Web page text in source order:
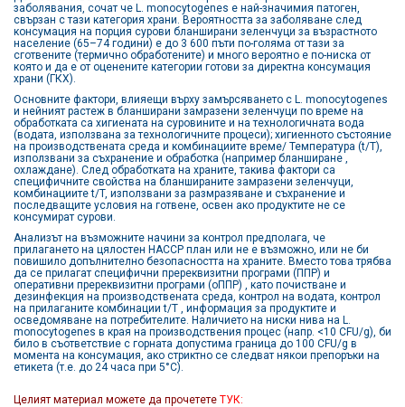
заболявания, сочат че L. monocytogenes е най-значимия патоген,
свързан с тази категория храни. Вероятността за заболяване след
консумация на порция сурови бланширани зеленчуци за възрастното
население (65–74 години) е до 3 600 пъти по-голяма от тази за
сготвените (термично обработените) и много вероятно е по-ниска от
която и да е от оценените категории готови за директна консумация
храни (ГКХ).
Основните фактори, влияещи върху замърсяването с L. monocytogenes
и нейният растеж в бланширани замразени зеленчуци по време на
обработката са хигиената на суровините и на технологичната вода
(водата, използвана за технологичните процеси); хигиенното състояние
на производствената среда и комбинациите време/ Температура (t/T),
използвани за съхранение и обработка (например бланширане ,
охлаждане). След обработката на храните, такива фактори са
специфичните свойства на бланшираните замразени зеленчуци,
комбинациите t/T, използвани за размразяване и съхранение и
последващите условия на готвене, освен ако продуктите не се
консумират сурови.
Анализът на възможните начини за контрол предполага, че
прилагането на цялостен HACCP план или не е възможно, или не би
повишило допълнително безопасността на храните. Вместо това трябва
да се прилагат специфични пререквизитни програми (ППР) и
оперативни пререквизитни програми (оППР) , като почистване и
дезинфекция на производствената среда, контрол на водата, контрол
на прилаганите комбинации t/T , информация за продуктите и
осведомяване на потребителите. Наличието на ниски нива на L.
monocytogenes в края на производствения процес (напр. <10 CFU/g), би
било в съответствие с горната допустима граница до 100 CFU/g в
момента на консумация, ако стриктно се следват някои препоръки на
етикета (т.е. до 24 часа при 5°С).
Целият материал можете да прочетете ТУК: